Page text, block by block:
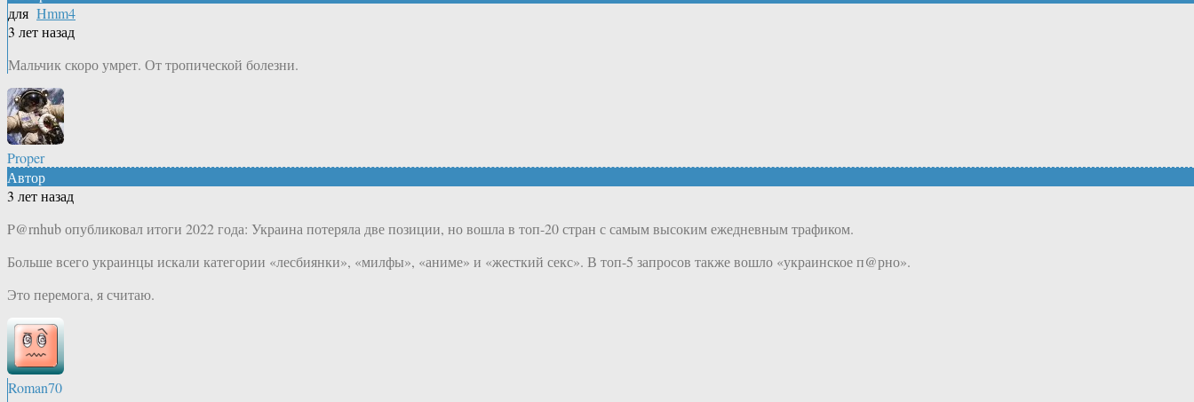
для Hmm4
3 лет назад
Мальчик скоро умрет. От тропической болезни.
Proper
Автор
3 лет назад
P@rnhub опубликовал итоги 2022 года: Украина потеряла две позиции, но вошла в топ-20 стран с самым высоким ежедневным трафиком.
Больше всего украинцы искали категории «лесбиянки», «милфы», «аниме» и «жесткий секс». В топ-5 запросов также вошло «украинское п@рно».
Это перемога, я считаю.
Roman70